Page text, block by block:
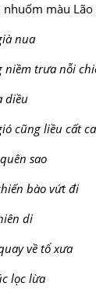
màu Lão
nua
niềm trưa nỗi
diều
cũng liều cất
sao
bào vứt đi
di
về tổ xưa
lọc lừa